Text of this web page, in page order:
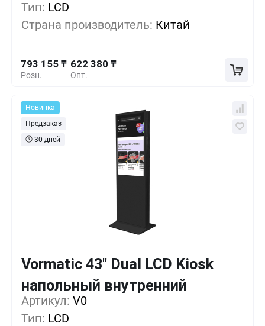
Тип: LCD
Страна производитель: Китай
Розн.
793 155 ₸
Опт.
622 380 ₸
5+
10+ -14%
Новинка
Предзаказ
30 дней
Vormatic 43" Dual LCD Kiosk
напольный внутренний
Артикул: V0
Тип: LCD
1+
5+